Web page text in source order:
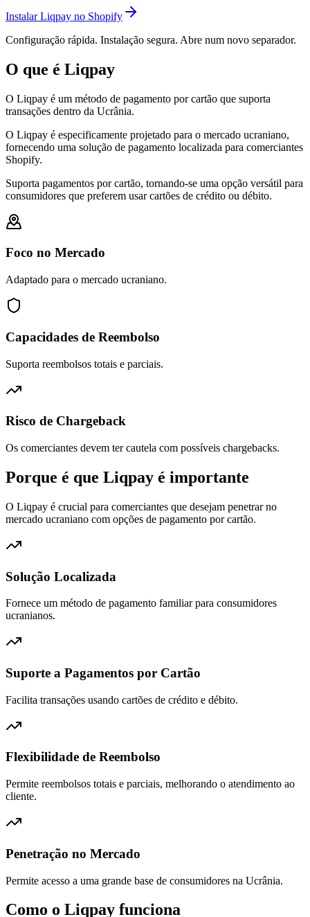
Instalar Liqpay no Shopify
Configuração rápida. Instalação segura. Abre num novo separador.
O que é Liqpay
O Liqpay é um método de pagamento por cartão que suporta
transações dentro da Ucrânia.
O Liqpay é especificamente projetado para o mercado ucraniano,
fornecendo uma solução de pagamento localizada para comerciantes
Shopify.
Suporta pagamentos por cartão, tornando-se uma opção versátil para
consumidores que preferem usar cartões de crédito ou débito.
Foco no Mercado
Adaptado para o mercado ucraniano.
Capacidades de Reembolso
Suporta reembolsos totais e parciais.
Risco de Chargeback
Os comerciantes devem ter cautela com possíveis chargebacks.
Porque é que Liqpay é importante
O Liqpay é crucial para comerciantes que desejam penetrar no
mercado ucraniano com opções de pagamento por cartão.
Solução Localizada
Fornece um método de pagamento familiar para consumidores
ucranianos.
Suporte a Pagamentos por Cartão
Facilita transações usando cartões de crédito e débito.
Flexibilidade de Reembolso
Permite reembolsos totais e parciais, melhorando o atendimento ao
cliente.
Penetração no Mercado
Permite acesso a uma grande base de consumidores na Ucrânia.
Como o Liqpay funciona